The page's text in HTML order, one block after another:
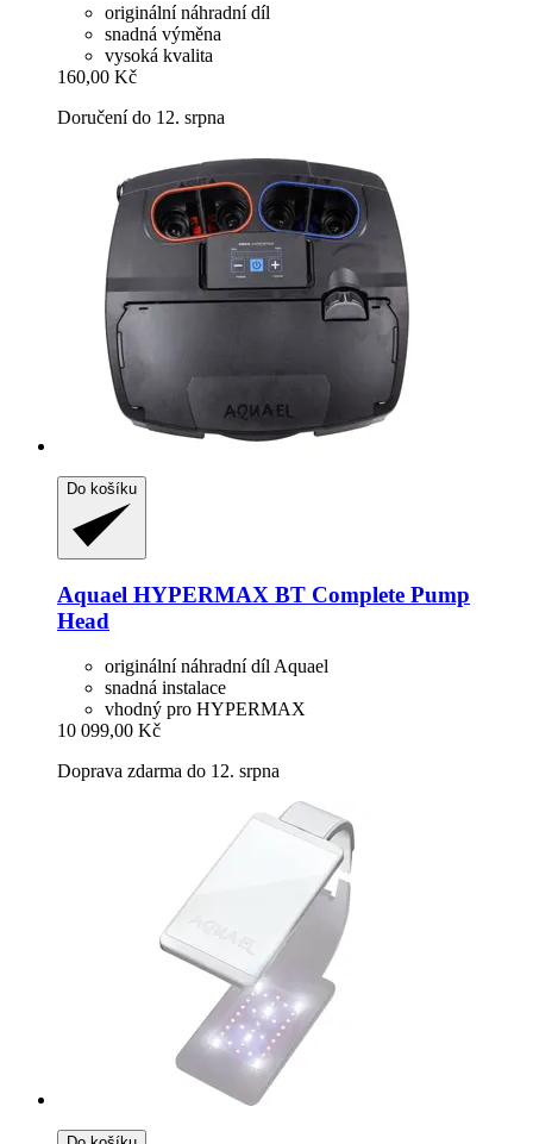
originální náhradní díl
snadná výměna
vysoká kvalita
160,00 Kč
Doručení do 12. srpna
Do košíku
Aquael HYPERMAX BT Complete Pump
Head
originální náhradní díl Aquael
snadná instalace
vhodný pro HYPERMAX
10 099,00 Kč
Doprava zdarma do 12. srpna